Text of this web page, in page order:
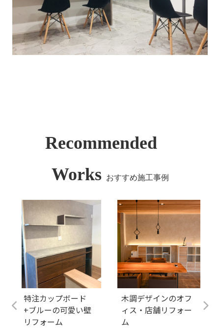
Recommended
Works
おすすめ施工事例
特注カップボード
+ブルーの可愛い壁
リフォーム
木調デザインのオフ
ィス・店舗リフォー
ム